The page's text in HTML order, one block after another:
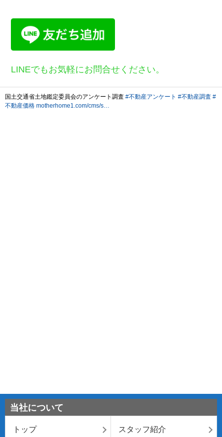
LINEでもお気軽にお問合せください。
当社について
トップ スタッフ紹介